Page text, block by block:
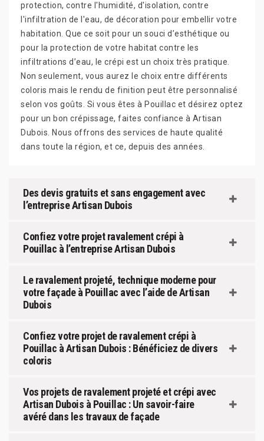
protection, contre l'humidité, d'isolation, contre
l'infiltration de l'eau, de décoration pour embellir votre
habitation. Que ce soit pour un souci d’esthétique ou
pour la protection de votre habitat contre les
infiltrations d’eau, le crépi est un choix très pratique.
Non seulement, vous aurez le choix entre différents
coloris mais le rendu de finition peut être personnalisé
selon vos goûts. Si vous êtes à Pouillac et désirez optez
pour un bon crépissage, faites confiance à Artisan
Dubois. Nous offrons des services de haute qualité
dans toute la région, et ce, depuis des années.
Des devis gratuits et sans engagement avec
l’entreprise Artisan Dubois
Confiez votre projet ravalement crépi à
Pouillac à l’entreprise Artisan Dubois
Le ravalement projeté, technique moderne pour
votre façade à Pouillac avec l’aide de Artisan
Dubois
Confiez votre projet de ravalement crépi à
Pouillac à Artisan Dubois : Bénéficiez de divers
coloris
Vos projets de ravalement projeté et crépi avec
Artisan Dubois à Pouillac : Un savoir-faire
avéré dans les travaux de façade